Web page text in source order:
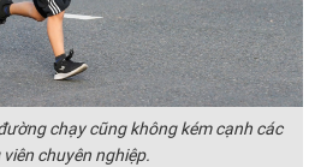
chạy cũng không kém cạnh các
chuyên nghiệp.